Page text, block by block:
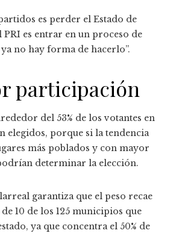
es perder el Estado de
PRI es entrar en un proceso de
no hay forma de hacerlo”.
participación
del 53% de los votantes en
elegidos, porque si la tendencia
más poblados y con mayor
determinar la elección.
garantiza que el peso recae
10 de los 125 municipios que
ya que concentra el 50% de